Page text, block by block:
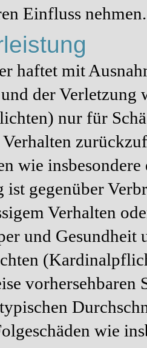
Einfluss nehmen.
haftet mit
der
nur für
Verhalten
wie
gegenüber
Verhalten
und Gesundheit
vorhersehbaren
wie